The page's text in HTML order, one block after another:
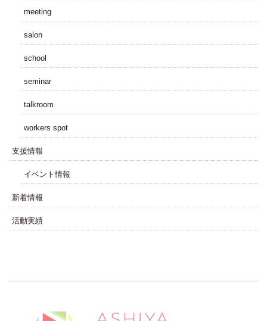
meeting
salon
school
seminar
talkroom
workers spot
⽀援情報
イベント情報
新着情報
活動実績